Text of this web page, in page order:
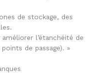
de stockage, des
l’étanchéité de
de passage). »